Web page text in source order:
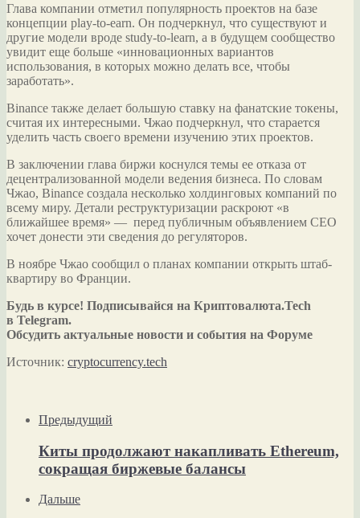
Глава компании отметил популярность проектов на базе
концепции play-to-earn. Он подчеркнул, что существуют и
другие модели вроде study-to-learn, а в будущем сообщество
увидит еще больше «инновационных вариантов
использования, в которых можно делать все, чтобы
заработать».
Binance также делает большую ставку на фанатские токены,
считая их интересными. Чжао подчеркнул, что старается
уделить часть своего времени изучению этих проектов.
В заключении глава биржи коснулся темы ее отказа от
децентрализованной модели ведения бизнеса. По словам
Чжао, Binance создала несколько холдинговых компаний по
всему миру. Детали реструктуризации раскроют «в
ближайшее время» — перед публичным объявлением CEO
хочет донести эти сведения до регуляторов.
В ноябре Чжао сообщил о планах компании открыть штаб-
квартиру во Франции.
Будь в курсе! Подписывайся на Криптовалюта.Tech
в Telegram.
Обсудить актуальные новости и события на Форуме
Источник: cryptocurrency.tech
Предыдущий
Киты продолжают накапливать Ethereum,
сокращая биржевые балансы
Дальше